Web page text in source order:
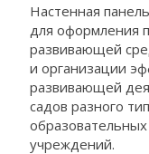
Настенная
для оформления
развивающей
и организации
развивающей
садов разного
учреждений.